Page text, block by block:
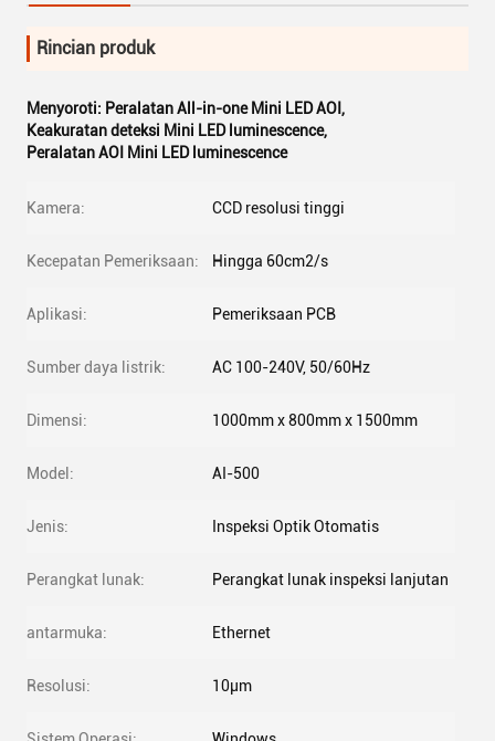
Rincian produk
Menyoroti: Peralatan All-in-one Mini LED AOI ,
Keakuratan deteksi Mini LED luminescence,
Peralatan AOI Mini LED luminescence
Kamera: CCD resolusi tinggi
Kecepatan Pemeriksaan: Hingga 60cm2/s
Aplikasi: Pemeriksaan PCB
Sumber daya listrik: AC 100-240V, 50/60Hz
Dimensi: 1000mm x 800mm x 1500mm
Model: AI-500
Jenis: Inspeksi Optik Otomatis
Perangkat lunak: Perangkat lunak inspeksi lanjutan
antarmuka: Ethernet
Resolusi: 10μm